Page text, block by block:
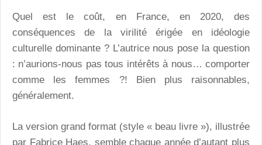
Quel est le coût, en France, en 2020, des
conséquences de la virilité érigée en idéologie
culturelle dominante ? L’autrice nous pose la question
: n’aurions-nous pas tous intérêts à nous… comporter
comme les femmes ?! Bien plus raisonnables,
généralement.
La version grand format (style « beau livre »), illustrée
par Fabrice Haes, semble chaque année d’autant plus